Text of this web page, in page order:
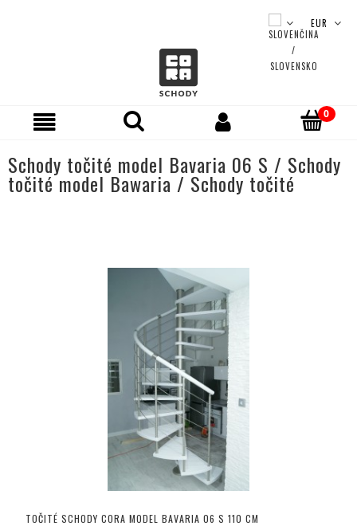
Schody točité model Bavaria 06 S / Schody
točité model Bawaria / Schody točité
TOČITÉ SCHODY CORA MODEL BAVARIA 06 S 110 CM